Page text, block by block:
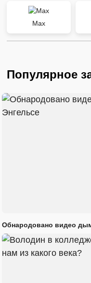
Max
Популярное
Обнародовано видео